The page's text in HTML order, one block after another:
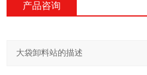
产品咨询